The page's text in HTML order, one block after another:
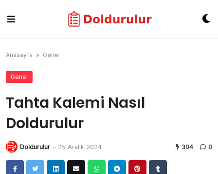
content
Anasayfa » Genel
Genel
Tahta Kalemi Nasıl
Doldurulur
Doldurulur - 25 Aralık 2024 304 0